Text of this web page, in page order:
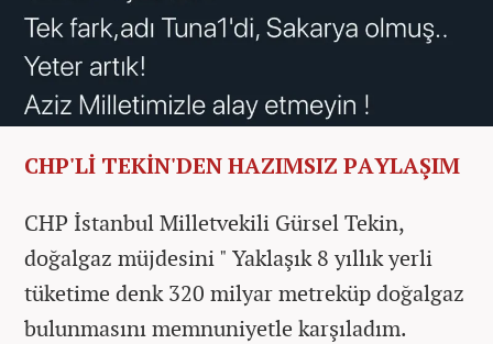
CHP'Lİ TEKİN'DEN HAZIMSIZ PAYLAŞIM
CHP İstanbul Milletvekili Gürsel Tekin,
doğalgaz müjdesini " Yaklaşık 8 yıllık yerli
tüketime denk 320 milyar metreküp doğalgaz
bulunmasını memnuniyetle karşıladım.